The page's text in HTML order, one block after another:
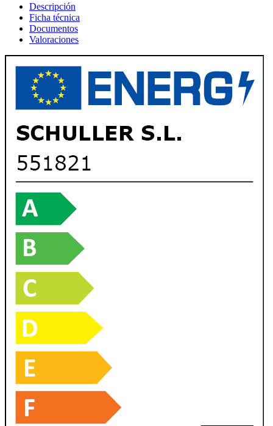
Descripción
Ficha técnica
Documentos
Valoraciones